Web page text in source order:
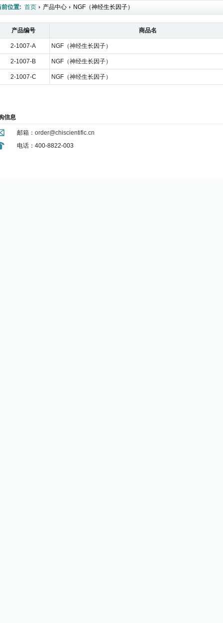
前位置: 首页 产品中心 NGF（神经生长因子）
产品编号 商品名
2-1007-A NGF（神经生长因子）
2-1007-B NGF（神经生长因子）
2-1007-C NGF（神经生长因子）
信息
邮箱： order@chiscientific.cn
电话：400-8822-003